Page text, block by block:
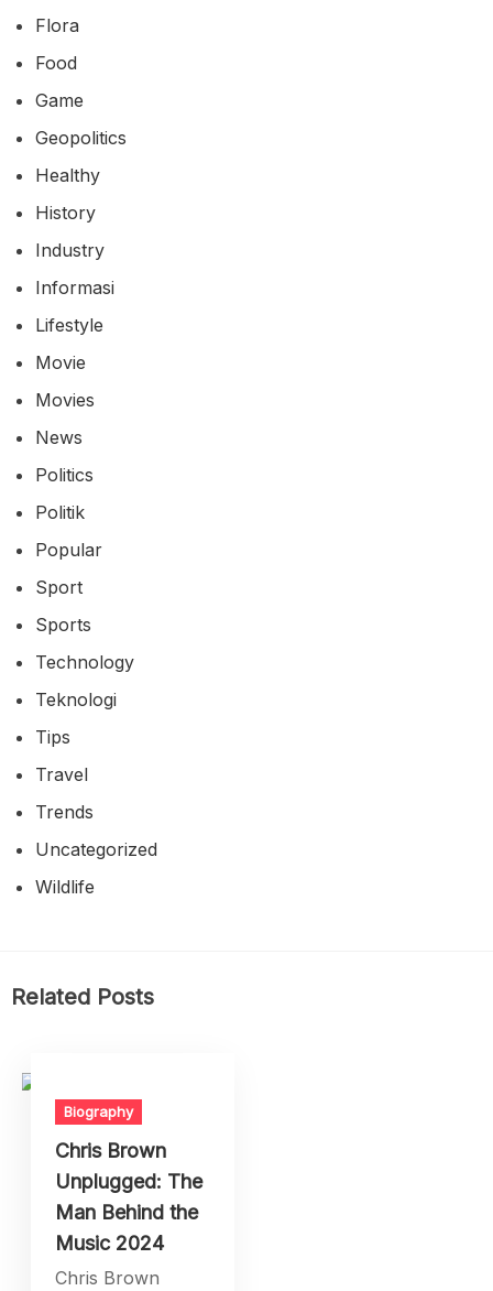
Flora
Food
Game
Geopolitics
Healthy
History
Industry
Informasi
Lifestyle
Movie
Movies
News
Politics
Politik
Popular
Sport
Sports
Technology
Teknologi
Tips
Travel
Trends
Uncategorized
Wildlife
Related Posts
Biography
Chris Brown
Unplugged: The
Man Behind the
Music 2024
Chris Brown